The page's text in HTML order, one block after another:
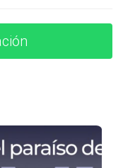
también reúne a
hasta noches
activa en
los vecinos y crea